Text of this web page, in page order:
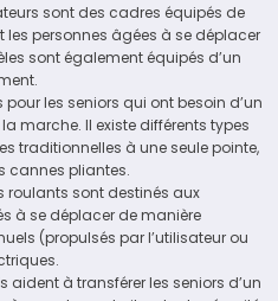
sont des cadres équipés de
personnes âgées à se déplacer
sont également équipés d’un
les seniors qui ont besoin d’un
marche. Il existe différents types
traditionnelles à une seule pointe,
cannes pliantes.
roulants sont destinés aux
à se déplacer de manière
(propulsés par l’utilisateur ou
aident à transférer les seniors d’un